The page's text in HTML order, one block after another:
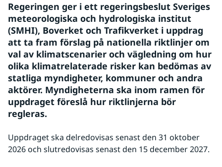
Regeringen ger i ett regeringsbeslut Sveriges
meteorologiska och hydrologiska institut
(SMHI), Boverket och Trafikverket i uppdrag
att ta fram förslag på nationella riktlinjer om
val av klimatscenarier och vägledning om hur
olika klimatrelaterade risker kan bedömas av
statliga myndigheter, kommuner och andra
aktörer. Myndigheterna ska inom ramen för
uppdraget föreslå hur riktlinjerna bör
regleras.
Uppdraget ska delredovisas senast den 31 oktober
2026 och slutredovisas senast den 15 december 2027.